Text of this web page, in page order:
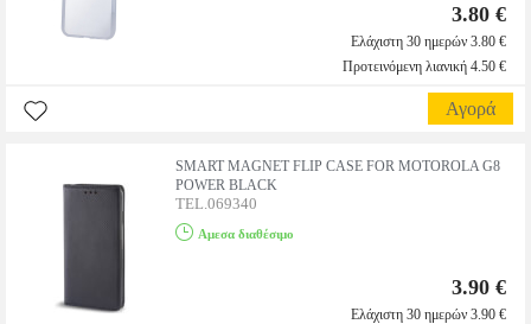
3.80 €
Ελάχιστη 30 ημερών 3.80 €
Προτεινόμενη λιανική 4.50 €
Αγορά
SMART MAGNET FLIP CASE FOR MOTOROLA G8
POWER BLACK
TEL.069340
Αμεσα διαθέσιμο
3.90 €
Ελάχιστη 30 ημερών 3.90 €